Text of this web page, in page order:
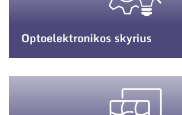
Optoelektronikos skyrius